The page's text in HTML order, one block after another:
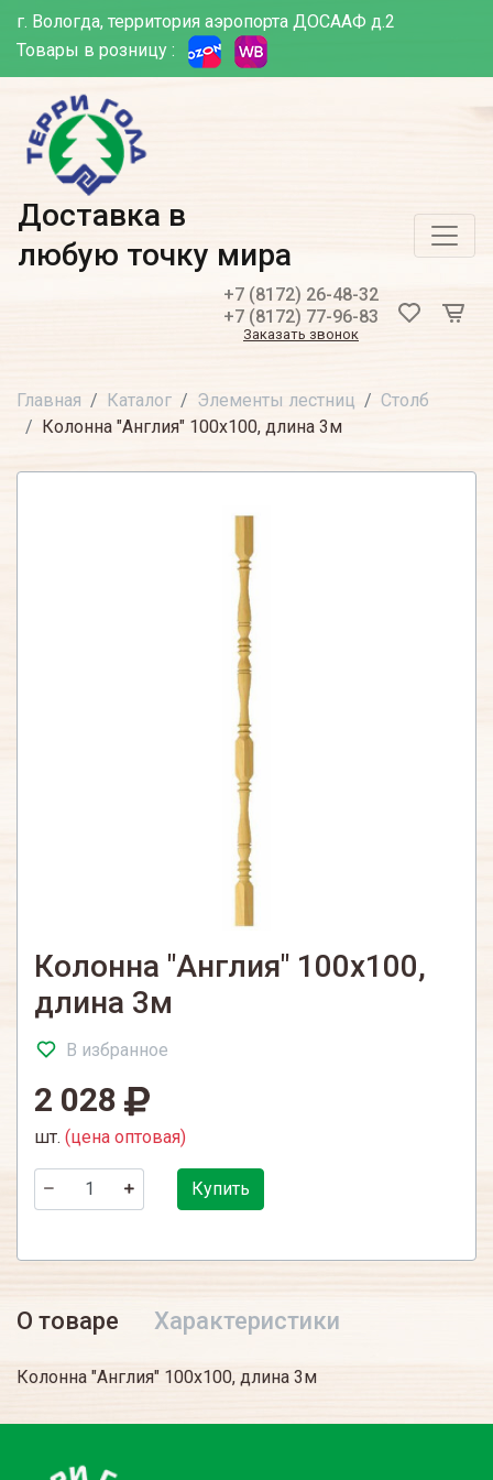
г. Вологда, территория аэропорта ДОСААФ д.2
Товары в розницу :
Доставка в
любую точку мира
+7 (8172) 26-48-32
+7 (8172) 77-96-83
Заказать звонок
Главная Каталог Элементы лестниц
Столб
Колонна "Англия" 100х100, длина 3м
Колонна "Англия" 100х100,
длина 3м
В избранное
2 028
шт. (цена оптовая)
Купить
О товаре Характеристики
Колонна "Англия" 100х100, длина 3м